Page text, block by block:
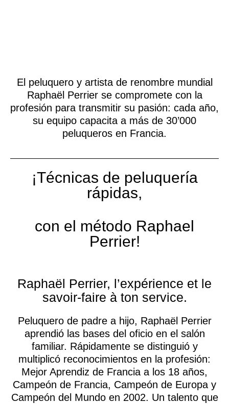
El peluquero y artista de renombre mundial
Raphaël Perrier se compromete con la
profesión para transmitir su pasión: cada año,
su equipo capacita a más de 30’000
peluqueros en Francia.
¡Técnicas de peluquería
rápidas,
con el método Raphael
Perrier!
Raphaël Perrier, l’expérience et le
savoir-faire à ton service.
Peluquero de padre a hijo, Raphaël Perrier
aprendió las bases del oficio en el salón
familiar. Rápidamente se distinguió y
multiplicó reconocimientos en la profesión:
Mejor Aprendiz de Francia a los 18 años,
Campeón de Francia, Campeón de Europa y
Campeón del Mundo en 2002. Un talento que